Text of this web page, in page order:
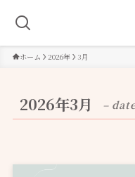
ホーム 2026年 3月
2026年3月 –